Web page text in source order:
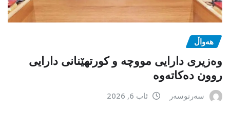
هەواڵ
وەزیری دارایی مووچە و کورتهێنانی دارایی
روون دەکاتەوە
سەرنوسەر ئاب 6, 2026